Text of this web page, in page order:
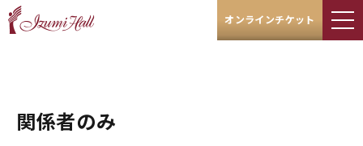
オンラインチケット
関係者のみ